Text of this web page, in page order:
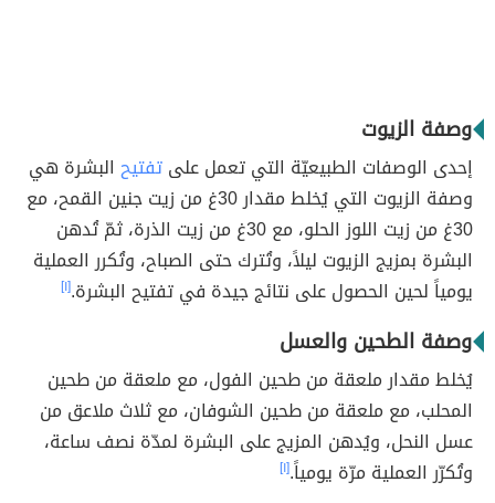
وصفة الزيوت
إحدى الوصفات الطبيعيّة التي تعمل علىتفتيح البشرة هي
وصفة الزيوت التي يُخلط مقدار 30غ من زيت جنين القمح، مع
30غ من زيت اللوز الحلو، مع 30غ من زيت الذرة، ثمّ تُدهن
البشرة بمزيج الزيوت ليلاً، وتُترك حتى الصباح، وتُكرر العملية
يومياً لحين الحصول على نتائج جيدة في تفتيح البشرة.[١]
وصفة الطحين والعسل
يُخلط مقدار ملعقة من طحين الفول، مع ملعقة من طحين
المحلب، مع ملعقة من طحين الشوفان، مع ثلاث ملاعق من
عسل النحل، ويُدهن المزيج على البشرة لمدّة نصف ساعة،
وتُكرّر العملية مرّة يومياً.[١]